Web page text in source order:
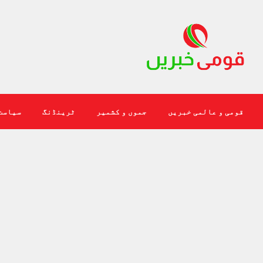
ٹرینڈنگ جموں و کشمیر قومی و عالمی خبریں